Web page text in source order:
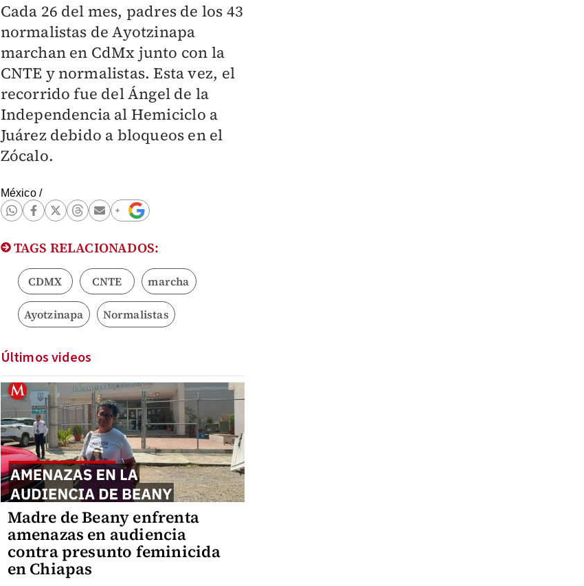
Cada 26 del mes, padres de los 43
normalistas de Ayotzinapa
marchan en CdMx junto con la
CNTE y normalistas. Esta vez, el
recorrido fue del Ángel de la
Independencia al Hemiciclo a
Juárez debido a bloqueos en el
Zócalo.
México/
TAGS RELACIONADOS:
CDMX CNTE marcha
Ayotzinapa Normalistas
Últimos videos
Madre de Beany enfrenta
amenazas en audiencia
contra presunto feminicida
en Chiapas